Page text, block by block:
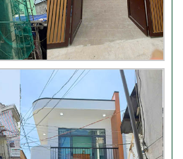
Đánh giá của khách hàng xây
nhà 3 tầng tại Thủ Đức
Video đánh giá của khách hàng
anh Hào Quận Gò Vấp-Xây